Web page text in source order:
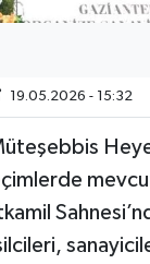
19.05.2026 - 15:32